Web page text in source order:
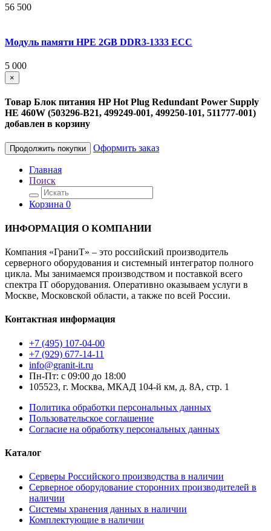
56 500
Модуль памяти HPE 2GB DDR3-1333 ECC
5 000
×
Товар Блок питания HP Hot Plug Redundant Power Supply
HE 460W (503296-B21, 499249-001, 499250-101, 511777-001)
добавлен в корзину
Продолжить покупки Оформить заказ
Главная
Поиск
Корзина 0
ИНФОРМАЦИЯ О КОМПАНИИ
Компания «ГраниТ» – это российский производитель
серверного оборудования и системный интегратор полного
цикла. Мы занимаемся производством и поставкой всего
спектра IT оборудования. Оперативно оказываем услуги в
Москве, Московской области, а также по всей России.
Контактная информация
+7 (495) 107-04-00
+7 (929) 677-14-11
info@granit-it.ru
Пн-Пт: с 09:00 до 18:00
105523, г. Москва, МКАД 104-й км, д. 8А, стр. 1
Политика обработки персональных данных
Пользовательское соглашение
Согласие на обработку персональных данных
Каталог
Серверы Российского производства в наличии
Серверное оборудование сторонних производителей в
наличии
Системы хранения данных в наличии
Комплектующие в наличии